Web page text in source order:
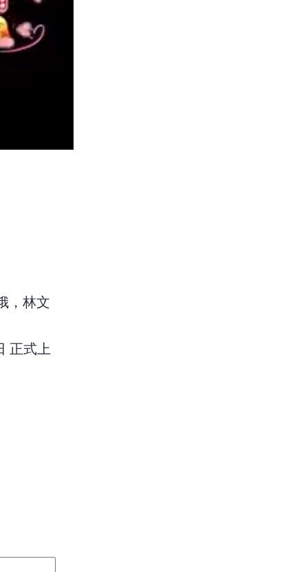
，林文
正式上